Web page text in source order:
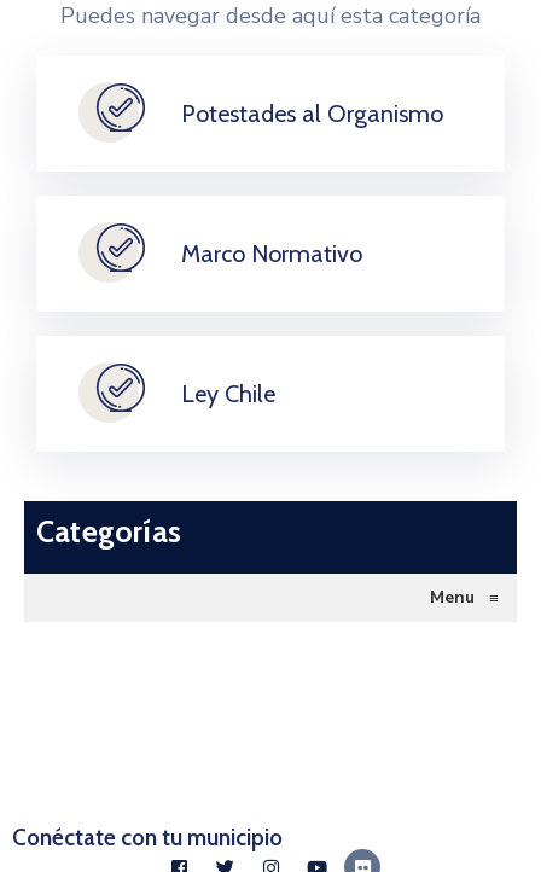
Puedes navegar desde aquí esta categoría
Potestades al Organismo
Marco Normativo
Ley Chile
Categorías
Menu ≡
Conéctate con tu municipio